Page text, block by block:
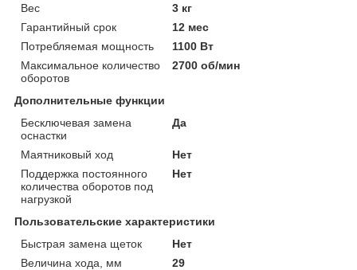
Вес
3 кг
Гарантийный срок
12 мес
Потребляемая мощность
1100 Вт
Максимальное количество
оборотов
2700 об/мин
Дополнительные функции
Бесключевая замена
оснастки
Да
Маятниковый ход
Нет
Поддержка постоянного
количества оборотов под
нагрузкой
Нет
Пользовательские характеристики
Быстрая замена щеток
Нет
Величина хода, мм
29